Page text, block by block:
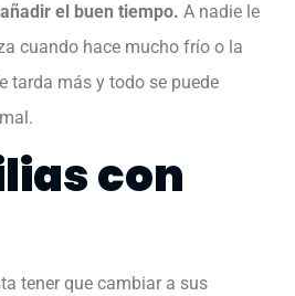
añadir el buen tiempo. A nadie le
cuando hace mucho frío o la
tarda más y todo se puede
con
tener que cambiar a sus